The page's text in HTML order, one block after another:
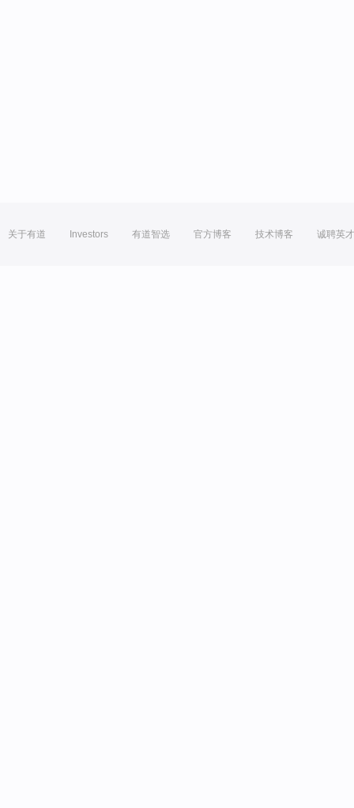
关于有道 Investors 有道智选 官方博客 技术博客 诚聘英才